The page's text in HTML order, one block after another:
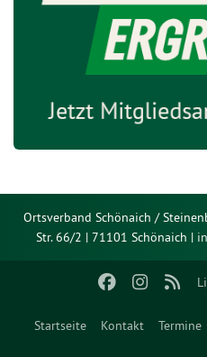
Startseite Kontakt Termine
Ortsverband Schönaich /
Str. 66/2 | 71101 Schönaich |